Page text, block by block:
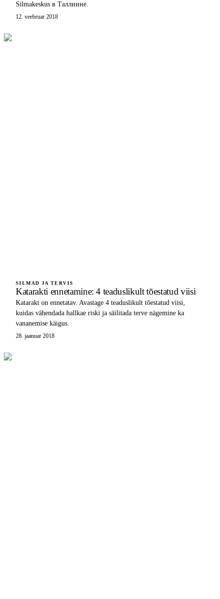
Silmakeskus в Таллинне.
12. veebruar 2018
SILMAD JA TERVIS
Katarakti ennetamine: 4 teaduslikult tõestatud viisi
Katarakt on ennetatav. Avastage 4 teaduslikult tõestatud viisi,
kuidas vähendada hallkae riski ja säilitada terve nägemine ka
vananemise käigus.
28. jaanuar 2018